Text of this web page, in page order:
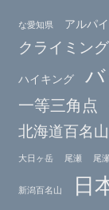
な愛知県 アルパ
クライミング
ハイキング
一等三角点
北海道百名山
大日ヶ岳 尾瀬 尾
新潟百名山 日